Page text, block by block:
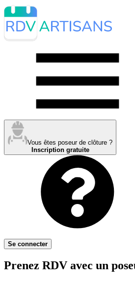
Vous êtes poseur de clôture ?
Inscription gratuite
Se connecter
Prenez RDV avec un